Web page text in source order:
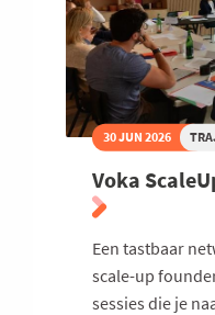
30 JUN 2026
Voka
Een tastbaar
scale-up
sessies die je